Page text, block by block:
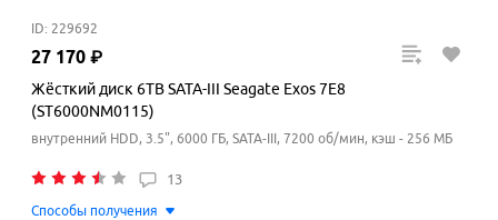
ID: 229692
27 170 ₽
Жёсткий диск 6TB SATA-III Seagate Exos 7E8
(ST6000NM0115)
внутренний HDD, 3.5", 6000 ГБ, SATA-III, 7200 об/мин, кэш - 256 МБ
13
Способы получения